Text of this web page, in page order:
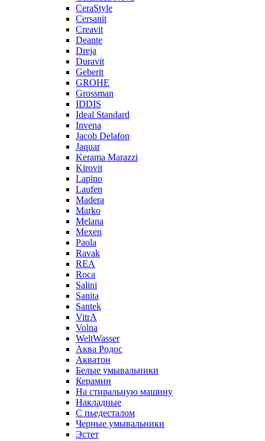
CeraStyle
Cersanit
Creavit
Deante
Dreja
Duravit
Geberit
GROHE
Grossman
IDDIS
Ideal Standard
Invena
Jacob Delafon
Jaquar
Kerama Marazzi
Kirovit
Lapino
Laufen
Madera
Marko
Melana
Mexen
Paola
Ravak
REA
Roca
Salini
Sanita
Santek
VitrA
Volna
WeltWasser
Аква Родос
Акватон
Белые умывальники
Керамин
На стиральную машину
Накладные
С пьедесталом
Черные умывальники
Эстет